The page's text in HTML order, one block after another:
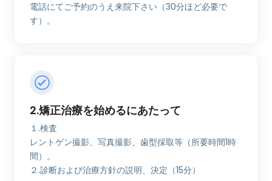
電話にてご予約のうえ来院下さい（30分ほど必要で
す）。
2.矯正治療を始めるにあたって
１.検査
レントゲン撮影、写真撮影、歯型採取等（所要時間1時
間）。
２.診断および治療方針の説明、決定（15分）